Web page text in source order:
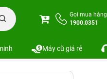
Gọi mua hàng
1900.0351
Máy cũ giá rẻ
| Chính hãng Apple Việt Nam
Việt Nam